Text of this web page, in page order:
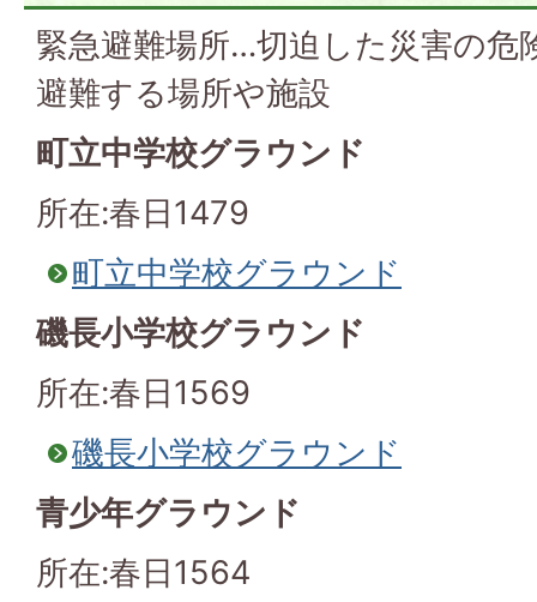
緊急避難場所…切迫した災害の危
避難する場所や施設
町立中学校グラウンド
所在:春日1479
町立中学校グラウンド
磯長小学校グラウンド
所在:春日1569
磯長小学校グラウンド
青少年グラウンド
所在:春日1564